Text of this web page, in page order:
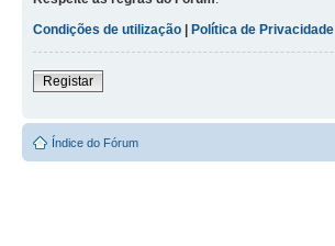
Condições de utilização | Política de Privacidade
Registar
Índice do Fórum